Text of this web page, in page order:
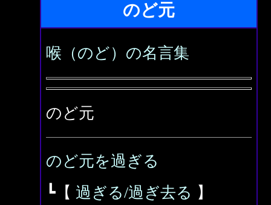
のど元
喉（のど）の名言集
のど元
のど元を過ぎる
┗【 過ぎる/過ぎ去る 】